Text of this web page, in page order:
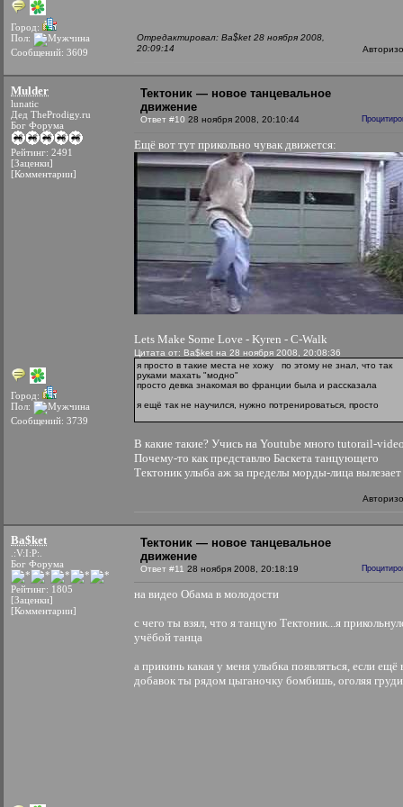
Город:
Пол:
Сообщений: 3609
Отредактировал: Ba$ket 28 ноября 2008,
20:09:14
Mulder
lunatic
Дед TheProdigy.ru
Бог Форума
Рейтинг: 2491
[Заценки]
[Комментарии]
Город:
Пол:
Сообщений: 3739
Тектоник — новое танцевальное
движение
Ответ #10 28 ноября 2008, 20:10:44
Ещё вот тут прикольно чувак движется:
Lets Make Some Love - Kyren - C-Walk
Цитата от: Ba$ket на 28 ноября 2008, 20:08:36
я просто в такие места не хожу
по этому не знал, что так
руками махать "модно"
просто девка знакомая во франции была и рассказала
я ещё так не научился, нужно потренироваться, просто
В какие такие? Учись на Youtube много tutorail-
Почему-то как представлю Баскета танцующего
Тектоник улыба аж за пределы морды-лица вылезает
Ba$ket
.:V:I:P:.
Бог Форума
Рейтинг: 1805
[Заценки]
[Комментарии]
Тектоник — новое танцевальное
движение
Ответ #11 28 ноября 2008, 20:18:19
на видео Обама в молодости
с чего ты взял, что я танцую Тектоник...я
учёбой танца
а прикинь какая у меня улыбка появляться, если ещё
добавок ты рядом цыганочку бомбишь, оголяя